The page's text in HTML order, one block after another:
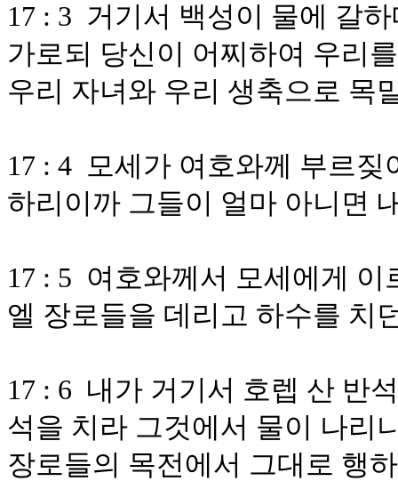
17 : 3 거기서 백성이 물에 갈
가로되 당신이 어찌하여 우리
우리 자녀와 우리 생축으로 목
17 : 4 모세가 여호와께 부르
하리이까 그들이 얼마 아니면
17 : 5 여호와께서 모세에게
엘 장로들을 데리고 하수를 치
17 : 6 내가 거기서 호렙 산 반
석을 치라 그것에서 물이 나리
장로들의 목전에서 그대로 행